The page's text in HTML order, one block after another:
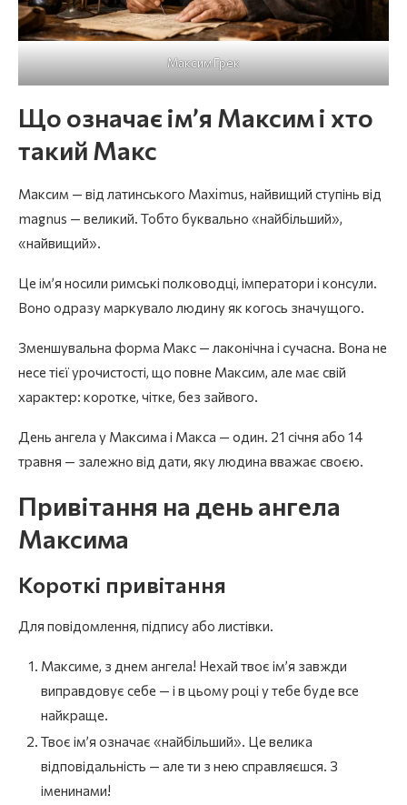
Максим Грек
Що означає ім’я Максим і хто
такий Макс
Максим — від латинського Maximus, найвищий ступінь від
magnus — великий. Тобто буквально «найбільший»,
«найвищий».
Це ім’я носили римські полководці, імператори і консули.
Воно одразу маркувало людину як когось значущого.
Зменшувальна форма Макс — лаконічна і сучасна. Вона не
несе тієї урочистості, що повне Максим, але має свій
характер: коротке, чітке, без зайвого.
День ангела у Максима і Макса — один. 21 січня або 14
травня — залежно від дати, яку людина вважає своєю.
Привітання на день ангела
Максима
Короткі привітання
Для повідомлення, підпису або листівки.
Максиме, з днем ангела! Нехай твоє ім’я завжди
виправдовує себе — і в цьому році у тебе буде все
найкраще.
Твоє ім’я означає «найбільший». Це велика
відповідальність — але ти з нею справляєшся. З
іменинами!